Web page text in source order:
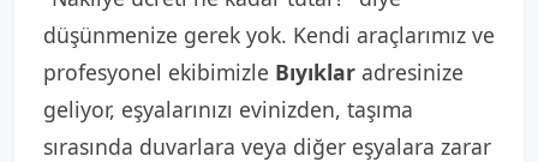
düşünmenize gerek yok. Kendi araçlarımız ve
profesyonel ekibimizle Bıyıklar adresinize
geliyor, eşyalarınızı evinizden, taşıma
sırasında duvarlara veya diğer eşyalara zarar